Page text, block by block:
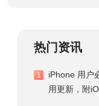
热门资讯
1
iPhone 用户
用更新，附